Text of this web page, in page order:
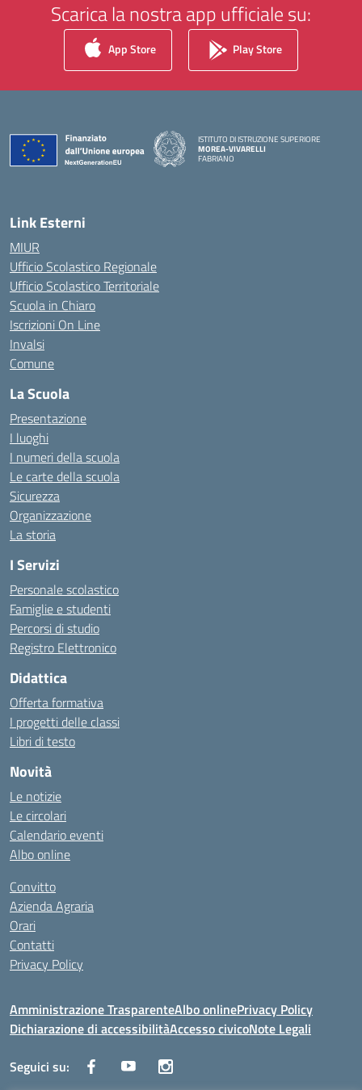
Scarica la nostra app ufficiale su:
App Store Play Store
ISTITUTO DI ISTRUZIONE SUPERIORE
MOREA-VIVARELLI
FABRIANO
Link Esterni
MIUR
Ufficio Scolastico Regionale
Ufficio Scolastico Territoriale
Scuola in Chiaro
Iscrizioni On Line
Invalsi
Comune
La Scuola
Presentazione
I luoghi
I numeri della scuola
Le carte della scuola
Sicurezza
Organizzazione
La storia
I Servizi
Personale scolastico
Famiglie e studenti
Percorsi di studio
Registro Elettronico
Didattica
Offerta formativa
I progetti delle classi
Libri di testo
Novità
Le notizie
Le circolari
Calendario eventi
Albo online
Convitto
Azienda Agraria
Orari
Contatti
Privacy Policy
Amministrazione TrasparenteAlbo onlinePrivacy Policy
Dichiarazione di accessibilitàAccesso civicoNote Legali
Seguici su: